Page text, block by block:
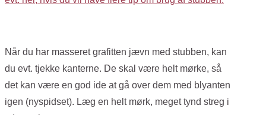
Når du har masseret grafitten jævn med stubben, kan
du evt. tjekke kanterne. De skal være helt mørke, så
det kan være en god ide at gå over dem med blyanten
igen (nyspidset). Læg en helt mørk, meget tynd streg i